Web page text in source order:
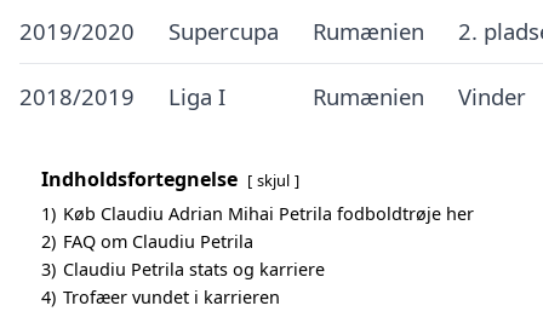
2019/2020 Supercupa Rumænien 2.
2018/2019 Liga I Rumænien Vinder
Indholdsfortegnelse skjul
1) Køb Claudiu Adrian Mihai Petrila fodboldtrøje her
2) FAQ om Claudiu Petrila
3) Claudiu Petrila stats og karriere
4) Trofæer vundet i karrieren